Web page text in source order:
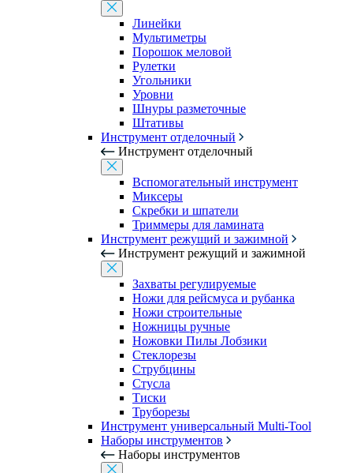
Линейки
Мультиметры
Порошок меловой
Рулетки
Угольники
Уровни
Шнуры разметочные
Штативы
Инструмент отделочный
Инструмент отделочный
Вспомогательный инструмент
Миксеры
Скребки и шпатели
Триммеры для ламината
Инструмент режущий и зажимной
Инструмент режущий и зажимной
Захваты регулируемые
Ножи для рейсмуса и рубанка
Ножи строительные
Ножницы ручные
Ножовки Пилы Лобзики
Стеклорезы
Струбцины
Стусла
Тиски
Труборезы
Инструмент универсальный Multi-Tool
Наборы инструментов
Наборы инструментов